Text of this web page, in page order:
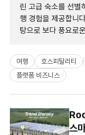
린 고급 숙소를 선별
행 경험을 제공합니
탕으로 보다 풍요로
여행 호스피탈리티
플랫폼 비즈니스
스